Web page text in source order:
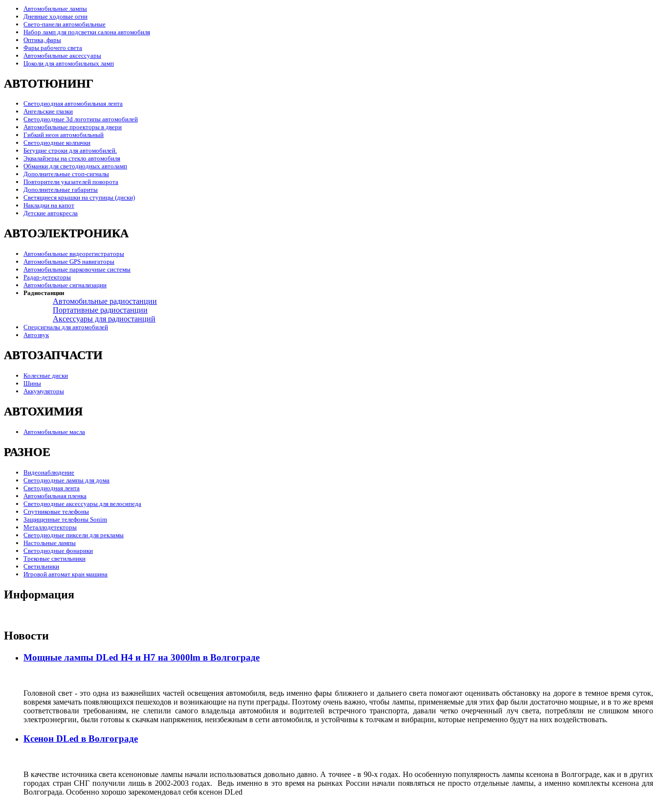
Автомобильные лампы
Дневные ходовые огни
Свето-панели автомобильные
Набор ламп для подсветки салона автомобиля
Оптика, фары
Фары рабочего света
Автомобильные аксессуары
Цоколи для автомобильных ламп
АВТОТЮНИНГ
Светодиодная автомобильная лента
Ангельские глазки
Светодиодные 3d логотипы автомобилей
Автомобильные проекторы в двери
Гибкий неон автомобильный
Светодиодные колпачки
Бегущие строки для автомобилей.
Эквалайзеры на стекло автомобиля
Обманки для светодиодных автоламп
Дополнительные стоп-сигналы
Повторители указателей поворота
Дополнительные габариты
Светящиеся крышки на ступицы (диски)
Накладки на капот
Детские автокресла
АВТОЭЛЕКТРОНИКА
Автомобильные видеорегистраторы
Автомобильные GPS навигаторы
Автомобильные парковочные системы
Радар-детекторы
Автомобильные сигнализации
Радиостанции
Автомобильные радиостанции
Портативные радиостанции
Аксессуары для радиостанций
Спецсигналы для автомобилей
Автозвук
АВТОЗАПЧАСТИ
Колесные диски
Шины
Аккумуляторы
АВТОХИМИЯ
Автомобильные масла
РАЗНОЕ
Видеонаблюдение
Светодиодные лампы для дома
Светодиодная лента
Автомобильная пленка
Светодиодные аксессуары для велосипеда
Спутниковые телефоны
Защищенные телефоны Sonim
Металлодетекторы
Светодиодные пиксели для рекламы
Настольные лампы
Светодиодные фонарики
Трековые светильники
Светильники
Игровой автомат кран машина
Информация
Новости
Мощные лампы DLed H4 и H7 на 3000lm в Волгограде
Головной свет - это одна из важнейших частей освещения автомобиля, ведь именно фары ближнего и дальнего света помогают оценивать обстановку на дороге в темное время суток,
вовремя замечать появляющихся пешеходов и возникающие на пути преграды. Поэтому очень важно, чтобы лампы, применяемые для этих фар были достаточно мощные, и в то же время
соответствовали требованиям, не слепили самого владельца автомобиля и водителей встречного транспорта, давали четко очерченный луч света, потребляли не слишком много
электроэнергии, были готовы к скачкам напряжения, неизбежным в сети автомобиля, и устойчивы к толчкам и вибрации, которые непременно будут на них воздействовать.
Ксенон DLed в Волгограде
В качестве источника света ксеноновые лампы начали использоваться довольно давно. А точнее - в 90-х годах. Но особенную популярность лампы ксенона в Волгограде, как и в других
городах стран СНГ получили лишь в 2002-2003 годах. Ведь именно в это время на рынках России начали появляться не просто отдельные лампы, а именно комплекты ксенона для
Волгограда. Особенно хорошо зарекомендовал себя ксенон DLed